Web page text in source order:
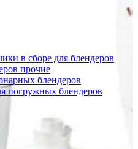
в сборе для блендеров
прочие
блендеров
погружных блендеров